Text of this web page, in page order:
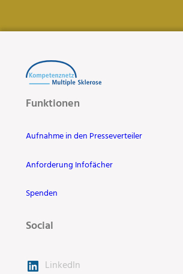
Funktionen
Aufnahme in den Presseverteiler
Anforderung Infofächer
Spenden
Social
LinkedIn